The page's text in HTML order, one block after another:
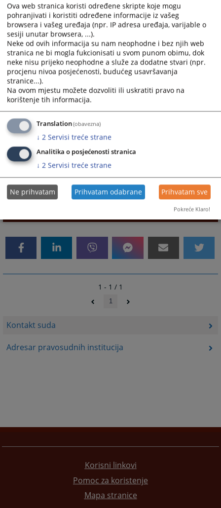
Kontakt suda
Adresar pravosudnih institucija
037 / 775 – 285, lokal 27
mirsada.kajdic@pravosudje.ba
Fax 037 / 775 – 282
e – mail
opsud-
velikakladusa@pravosudje.ba
Kladuši (sudovima u BiH):
ime.prezime@pravosudje.ba (
npr. minka.karajic@pravosudje.ba)
1 - 1 / 1
1
Korisni linkovi
Pomoc za koristenje
Mapa stranice
Ova web stranica koristi određene skripte koje mogu
pohranjivati i koristiti određene informacije iz vašeg
browsera i vašeg uređaja (npr. IP adresa uređaja, varijable o
sesiji unutar browsera, ...).
Neke od ovih informacija su nam neophodne i bez njih web
stranica ne bi mogla fukcionisati u svom punom obimu, dok
neke nisu prijeko neophodne a služe za dodatne stvari (npr.
procjenu nivoa posjećenosti, budućeg usavršavanja
stranice...).
Na ovom mjestu možete dozvoliti ili uskratiti pravo na
korištenje tih informacija.
Translation(obavezna)
↓ 2 Servisi treće strane
Analitika o posjećenosti stranica
↓ 2 Servisi treće strane
Ne prihvatam Prihvatam odabrane Prihvatam sve
Pokreće Klaro!